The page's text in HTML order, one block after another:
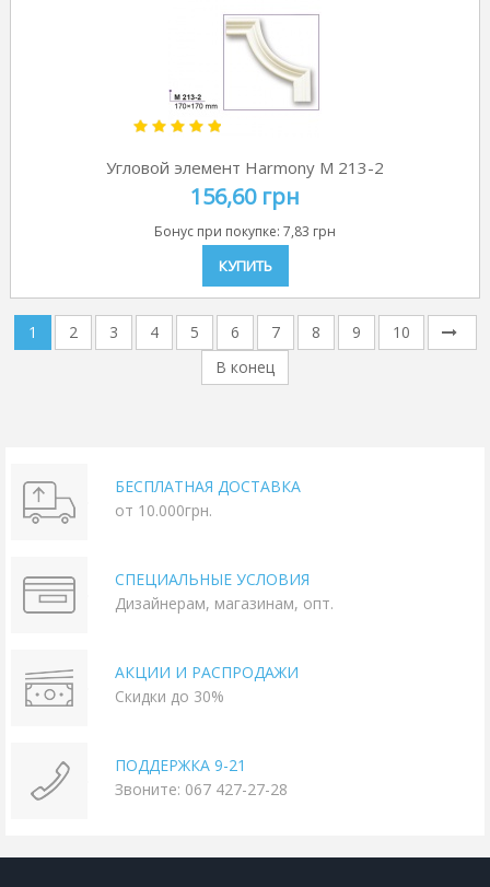
Угловой элемент Harmony M 213-2
156,60 грн
Бонус при покупке: 7,83 грн
КУПИТЬ
1 2 3 4 5 6 7 8 9
10
В конец
БЕСПЛАТНАЯ ДОСТАВКА
от 10.000грн.
СПЕЦИАЛЬНЫЕ УСЛОВИЯ
Дизайнерам, магазинам, опт.
АКЦИИ И РАСПРОДАЖИ
Скидки до 30%
ПОДДЕРЖКА 9-21
Звоните: 067 427-27-28